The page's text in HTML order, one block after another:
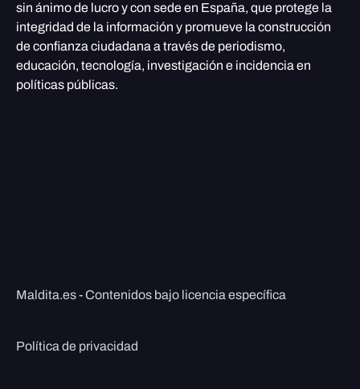
sin ánimo de lucro y con sede en España, que protege la
integridad de la información y promueve la construcción
de confianza ciudadana a través de periodismo,
educación, tecnología, investigación e incidencia en
políticas públicas.
Maldita.es - Contenidos bajo licencia específica
Política de privacidad